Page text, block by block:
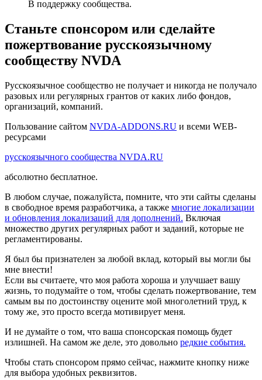
В поддержку сообщества.
Станьте спонсором или сделайте
пожертвование русскоязычному
сообществу NVDA
Русскоязычное сообщество не получает и никогда не получало
разовых или регулярных грантов от каких либо фондов,
организаций, компаний.
Пользование сайтом NVDA-ADDONS.RU и всеми WEB-
ресурсами
русскоязычного сообщества NVDA.RU
абсолютно бесплатное.
В любом случае, пожалуйста, помните, что эти сайты сделаны
в свободное время разработчика, а также многие локализации
и обновления локализаций для дополнений. Включая
множество других регулярных работ и заданий, которые не
регламентированы.
Я был бы признателен за любой вклад, который вы могли бы
мне внести!
Если вы считаете, что моя работа хороша и улучшает вашу
жизнь, то подумайте о том, чтобы сделать пожертвование, тем
самым вы по достоинству оцените мой многолетний труд, к
тому же, это просто всегда мотивирует меня.
И не думайте о том, что ваша спонсорская помощь будет
излишней. На самом же деле, это довольно редкие события.
Чтобы стать спонсором прямо сейчас, нажмите кнопку ниже
для выбора удобных реквизитов.